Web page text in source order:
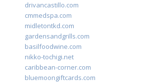
drivancastillo.com
cmmedspa.com
midletontkd.com
gardensandgrills.com
basilfoodwine.com
nikko-tochigi.net
caribbean-corner.com
bluemoongiftcards.com